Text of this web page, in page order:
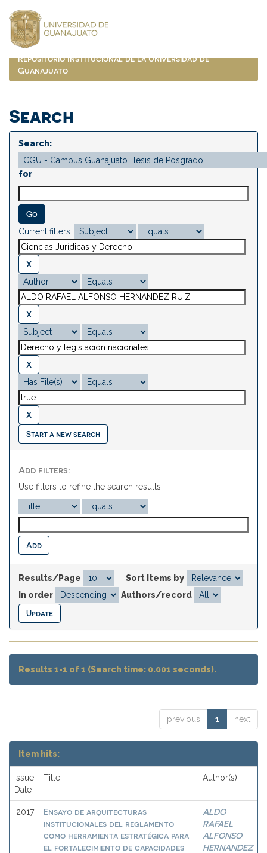
navigation
Repositorio Institucional de la Universidad de
Guanajuato
Search
Search:
for
Current filters:
Start a new search
Add filters:
Use filters to refine the search results.
Results/Page
Sort items by
In order
Authors/record
Results 1-1 of 1 (Search time: 0.001 seconds).
previous 1 next
Item hits:
Issue
Date
Title Author(s)
2017
Ensayo de arquitecturas
institucionales del reglamento
como herramienta estratégica para
el fortalecimiento de capacidades
ALDO
RAFAEL
ALFONSO
HERNANDEZ